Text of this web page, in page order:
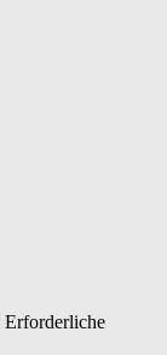
Erforderliche